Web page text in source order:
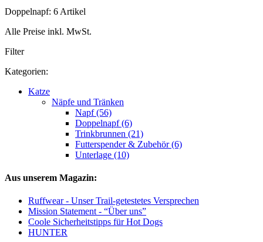
Doppelnapf: 6 Artikel
Alle Preise inkl. MwSt.
Filter
Kategorien:
Katze
Näpfe und Tränken
Napf (56)
Doppelnapf (6)
Trinkbrunnen (21)
Futterspender & Zubehör (6)
Unterlage (10)
Aus unserem Magazin:
Ruffwear - Unser Trail-getestetes Versprechen
Mission Statement - “Über uns”
Coole Sicherheitstipps für Hot Dogs
HUNTER